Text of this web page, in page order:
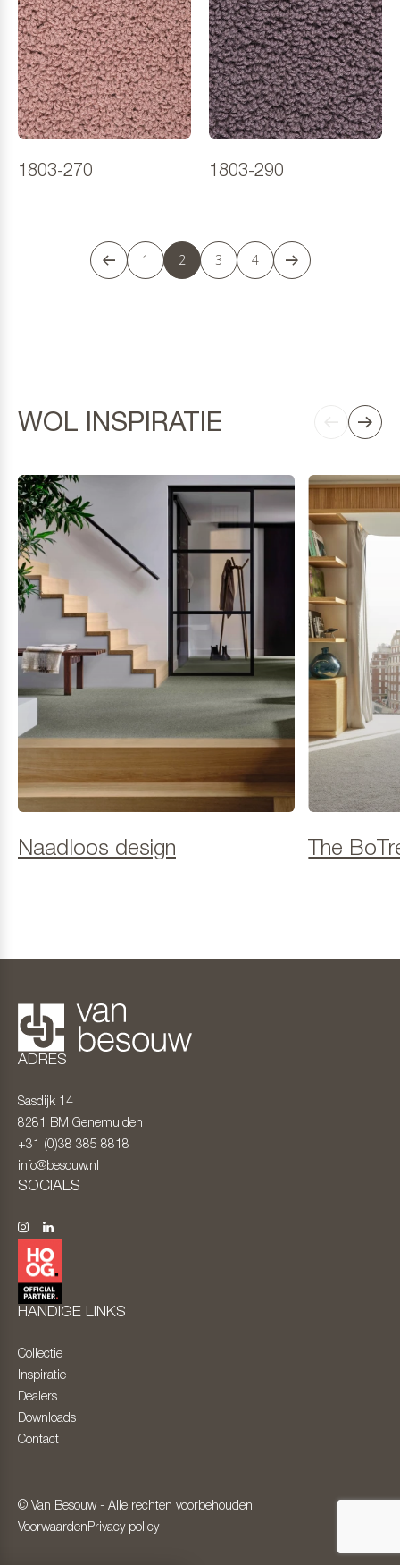
1803-270 1803-290
1 2 3 4
WOL INSPIRATIE
Naadloos design The
ADRES
Sasdijk 14
8281 BM Genemuiden
+31 (0)38 385 8818
info@besouw.nl
SOCIALS
HANDIGE LINKS
Collectie
Inspiratie
Dealers
Downloads
Contact
© Van Besouw - Alle rechten voorbehouden
Voorwaarden Privacy policy